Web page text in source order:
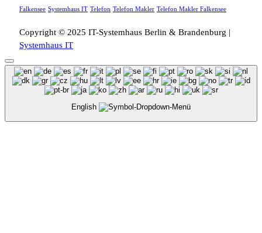
Falkensee Systemhaus IT Telefon Telefon Makler Telefon Makler Falkensee
Copyright © 2025 IT-Systemhaus Berlin & Brandenburg |
Systemhaus IT
English